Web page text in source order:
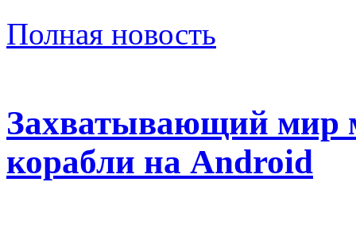
Полная новость
Захватывающий мир
корабли на Android